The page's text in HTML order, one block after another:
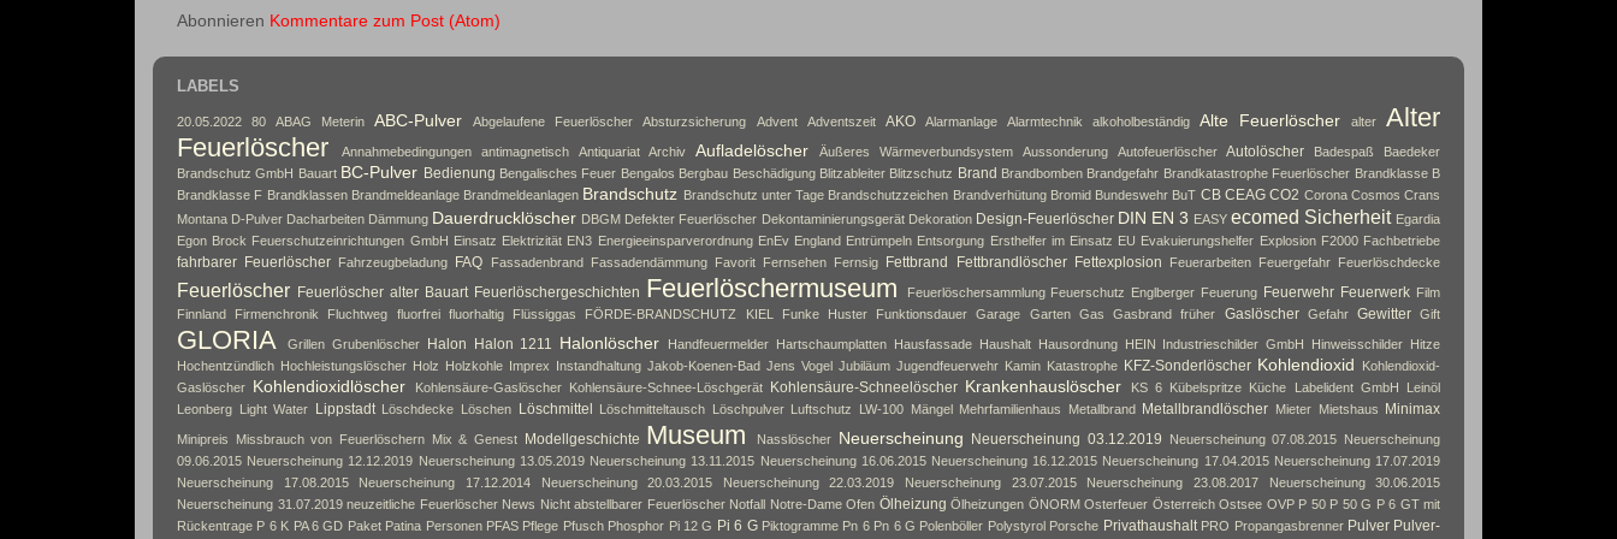
Abonnieren Kommentare zum Post (Atom)
LABELS
20.05.2022 80 ABAG Meterin ABC-Pulver Abgelaufene Feuerlöscher Absturzsicherung Advent Adventszeit AKO Alarmanlage Alarmtechnik alkoholbeständig Alte Feuerlöscher alter
Alter
Feuerlöscher
Annahmebedingungen antimagnetisch Antiquariat Archiv Aufladelöscher Äußeres Wärmeverbundsystem Aussonderung Autofeuerlöscher Autolöscher Badespaß
Baedeker
Brandschutz GmbH
Bauart BC-Pulver Bedienung Bengalisches Feuer Bengalos Bergbau Beschädigung Blitzableiter Blitzschutz Brand Brandbomben Brandgefahr Brandkatastrophe Feuerlöscher Brandklasse B
Brandklasse F Brandklassen Brandmeldeanlage Brandmeldeanlagen Brandschutz Brandschutz unter Tage Brandschutzzeichen Brandverhütung Bromid Bundeswehr BuT CB CEAG CO2 Corona Cosmos Crans
Montana D-Pulver Dacharbeiten Dämmung Dauerdrucklöscher DBGM Defekter Feuerlöscher Dekontaminierungsgerät Dekoration Design-Feuerlöscher DIN EN 3 EASY ecomed Sicherheit Egardia
Egon Brock Feuerschutzeinrichtungen GmbH
Einsatz Elektrizität EN3 Energieeinsparverordnung EnEv England Entrümpeln Entsorgung Ersthelfer im Einsatz EU Evakuierungshelfer Explosion F2000 Fachbetriebe
fahrbarer Feuerlöscher Fahrzeugbeladung FAQ Fassadenbrand Fassadendämmung Favorit Fernsehen Fernsig Fettbrand Fettbrandlöscher Fettexplosion Feuerarbeiten Feuergefahr Feuerlöschdecke
Feuerlöscher Feuerlöscher alter Bauart Feuerlöschergeschichten Feuerlöschermuseum Feuerlöschersammlung Feuerschutz Englberger Feuerung Feuerwehr Feuerwerk Film
Finnland
Firmenchronik Fluchtweg fluorfrei fluorhaltig Flüssiggas FÖRDE-BRANDSCHUTZ KIEL Funke Huster Funktionsdauer Garage Garten Gas Gasbrand früher Gaslöscher Gefahr Gewitter Gift
GLORIA Grillen Grubenlöscher Halon Halon 1211 Halonlöscher Handfeuermelder Hartschaumplatten Hausfassade Haushalt Hausordnung HEIN Industrieschilder GmbH Hinweisschilder
Hitze
Hochentzündlich Hochleistungslöscher Holz Holzkohle Imprex Instandhaltung Jakob-Koenen-Bad Jens Vogel Jubiläum Jugendfeuerwehr Kamin Katastrophe KFZ-Sonderlöscher Kohlendioxid
Kohlendioxid-
Gaslöscher
Kohlendioxidlöscher Kohlensäure-Gaslöscher Kohlensäure-Schnee-Löschgerät Kohlensäure-Schneelöscher Krankenhauslöscher KS 6 Kübelspritze Küche Labelident GmbH
Leinöl
Leonberg
Light Water Lippstadt Löschdecke Löschen Löschmittel Löschmitteltausch Löschpulver Luftschutz LW-100 Mängel Mehrfamilienhaus Metallbrand Metallbrandlöscher Mieter Mietshaus Minimax
Minipreis Missbrauch von Feuerlöschern Mix & Genest Modellgeschichte Museum Nasslöscher Neuerscheinung Neuerscheinung 03.12.2019 Neuerscheinung 07.08.2015 Neuerscheinung
09.06.2015 Neuerscheinung 12.12.2019 Neuerscheinung 13.05.2019 Neuerscheinung 13.11.2015 Neuerscheinung 16.06.2015 Neuerscheinung 16.12.2015 Neuerscheinung 17.04.2015 Neuerscheinung 17.07.2019
Neuerscheinung 17.08.2015
Neuerscheinung 17.12.2014 Neuerscheinung 20.03.2015 Neuerscheinung 22.03.2019 Neuerscheinung 23.07.2015 Neuerscheinung 23.08.2017
Neuerscheinung 30.06.2015
Neuerscheinung 31.07.2019 neuzeitliche Feuerlöscher News Nicht abstellbarer Feuerlöscher Notfall Notre-Dame Ofen Ölheizung Ölheizungen ÖNORM Osterfeuer Österreich Ostsee OVP P 50 P 50 G P 6 GT mit
Rückentrage P 6 K PA 6 GD Paket Patina Personen PFAS Pflege Pfusch Phosphor Pi 12 G Pi 6 G Piktogramme Pn 6 Pn 6 G Polenböller Polystyrol Porsche Privathaushalt PRO Propangasbrenner Pulver Pulver-